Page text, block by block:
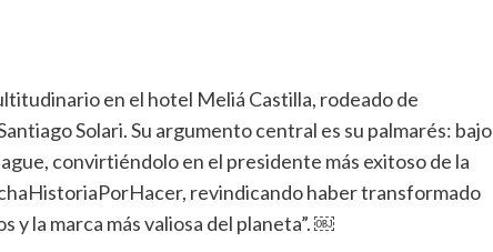
en el hotel Meliá Castilla, rodeado de
Solari. Su argumento central es su palmarés: bajo
convirtiéndolo en el presidente más exitoso de la
revindicando haber transformado
y la marca más valiosa del planeta”. ￼